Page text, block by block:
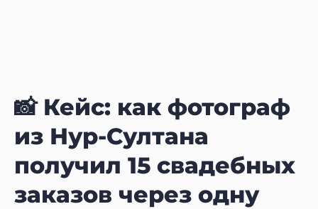
📸 Кейс: как фотограф
из Нур-Султана
получил 15 свадебных
заказов через одну